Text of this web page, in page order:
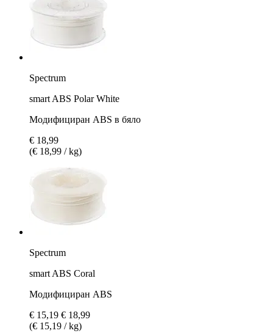
Spectrum
smart ABS Polar White
Модифициран ABS в бяло
€ 18,99
(€ 18,99 / kg)
Spectrum
smart ABS Coral
Модифициран ABS
€ 15,19 € 18,99
(€ 15,19 / kg)